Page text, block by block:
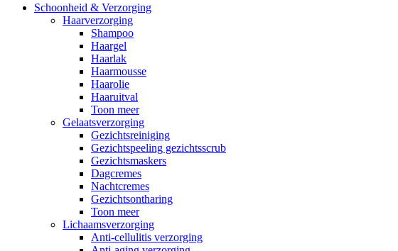
Schoonheid & Verzorging
Haarverzorging
Shampoo
Haargel
Haarlak
Haarmousse
Haarolie
Haaruitval
Toon meer
Gelaatsverzorging
Gezichtsreiniging
Gezichtspeeling gezichtsscrub
Gezichtsmaskers
Dagcremes
Nachtcremes
Gezichtsontharing
Toon meer
Lichaamsverzorging
Anti-cellulitis verzorging